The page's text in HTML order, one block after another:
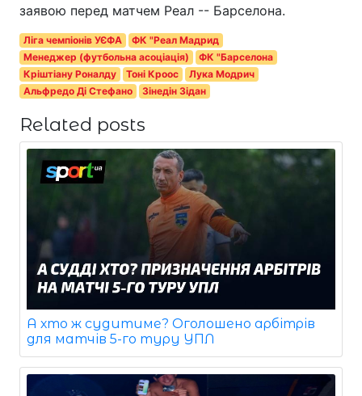
заявою перед матчем Реал -- Барселона.
Ліга чемпіонів УЄФА
ФК "Реал Мадрид
Менеджер (футбольна асоціація)
ФК "Барселона
Кріштіану Роналду
Тоні Кроос
Лука Модрич
Альфредо Ді Стефано
Зінедін Зідан
Related posts
А хто ж судитиме? Оголошено арбітрів
для матчів 5-го туру УПЛ